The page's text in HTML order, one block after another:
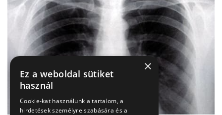
×
Ez a weboldal sütiket
használ
Cookie-kat használunk a tartalom, a
hirdetések személyre szabására és a